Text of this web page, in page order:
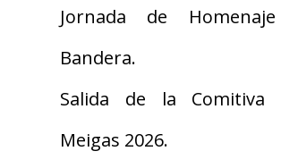
Jornada de
Bandera.
Salida de la Comitiva
Meigas 2026.